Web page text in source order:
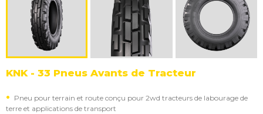
KNK - 33 Pneus Avants de Tracteur
Pneu pour terrain et route conçu pour 2wd tracteurs de labourage de
terre et applications de transport